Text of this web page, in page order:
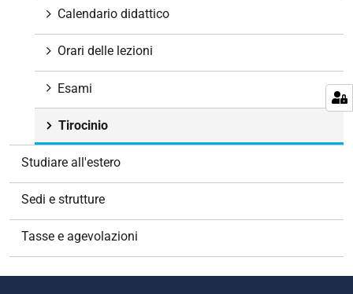
Calendario didattico
Orari delle lezioni
Esami
Tirocinio
Studiare all'estero
Sedi e strutture
Tasse e agevolazioni